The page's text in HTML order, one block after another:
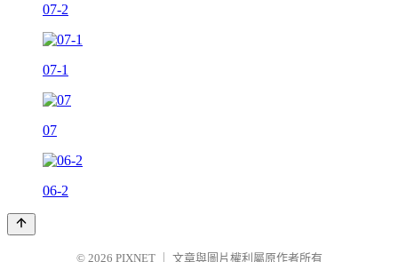
07-2
07-1
07
06-2
© 2026 PIXNET 文章與圖片權利屬原作者所有